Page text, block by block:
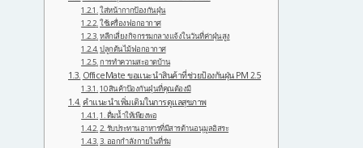
ใส่หน้ากากป้องกันฝุ่น
ใช้เครื่องฟอกอากาศ
หลีกเลี่ยงกิจกรรมกลางแจ้งในวันที่ค่าฝุ่นสูง
ปลูกต้นไม้ฟอกอากาศ
การทำความสะอาดบ้าน
OfficeMate ขอแนะนำสินค้าที่ช่วยป้องกันฝุ่น PM 2.5
10 สินค้าป้องกันฝุ่นที่คุณต้องมี
คำแนะนำเพิ่มเติมในการดูแลสุขภาพ
1. ดื่มน้ำให้เพียงพอ
2. รับประทานอาหารที่มีสารต้านอนุมูลอิสระ
3. ออกกำลังกายในที่ร่ม